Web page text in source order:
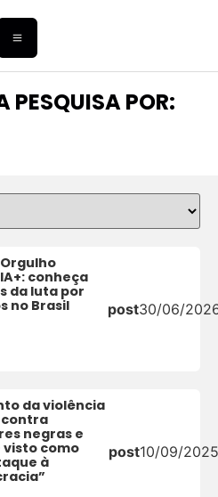
PESQUISA POR:
conheça
da luta por
no Brasil
post30/06/
da violência
negras e
visto como
à
post10/09/